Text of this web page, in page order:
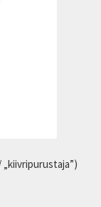
„kiivripurustaja”)